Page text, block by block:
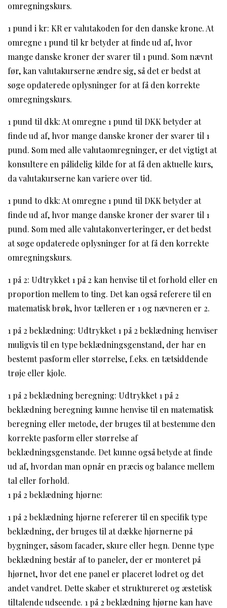
omregningskurs.
1 pund i kr: KR er valutakoden for den danske krone. At
omregne 1 pund til kr betyder at finde ud af, hvor
mange danske kroner der svarer til 1 pund. Som nævnt
før, kan valutakurserne ændre sig, så det er bedst at
søge opdaterede oplysninger for at få den korrekte
omregningskurs.
1 pund til dkk: At omregne 1 pund til DKK betyder at
finde ud af, hvor mange danske kroner der svarer til 1
pund. Som med alle valutaomregninger, er det vigtigt at
konsultere en pålidelig kilde for at få den aktuelle kurs,
da valutakurserne kan variere over tid.
1 pund to dkk: At omregne 1 pund til DKK betyder at
finde ud af, hvor mange danske kroner der svarer til 1
pund. Som med alle valutakonverteringer, er det bedst
at søge opdaterede oplysninger for at få den korrekte
omregningskurs.
1 på 2: Udtrykket 1 på 2 kan henvise til et forhold eller en
proportion mellem to ting. Det kan også referere til en
matematisk brøk, hvor tælleren er 1 og nævneren er 2.
1 på 2 beklædning: Udtrykket 1 på 2 beklædning henviser
muligvis til en type beklædningsgenstand, der har en
bestemt pasform eller størrelse, f.eks. en tætsiddende
trøje eller kjole.
1 på 2 beklædning beregning: Udtrykket 1 på 2
beklædning beregning kunne henvise til en matematisk
beregning eller metode, der bruges til at bestemme den
korrekte pasform eller størrelse af
beklædningsgenstande. Det kunne også betyde at finde
ud af, hvordan man opnår en præcis og balance mellem
tal eller forhold.
1 på 2 beklædning hjørne:
1 på 2 beklædning hjørne refererer til en specifik type
beklædning, der bruges til at dække hjørnerne på
bygninger, såsom facader, skure eller hegn. Denne type
beklædning består af to paneler, der er monteret på
hjørnet, hvor det ene panel er placeret lodret og det
andet vandret. Dette skaber et struktureret og æstetisk
tiltalende udseende. 1 på 2 beklædning hjørne kan have